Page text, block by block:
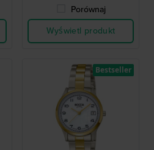
Porównaj
Wyświetl produkt
Bestseller